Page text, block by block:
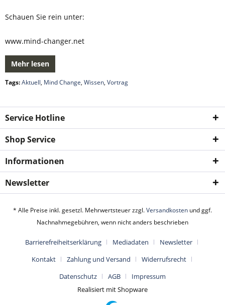
Schauen Sie rein unter:
www.mind-changer.net
Mehr lesen
Tags:Aktuell, Mind Change, Wissen, Vortrag
Service Hotline
Shop Service
Informationen
Newsletter
* Alle Preise inkl. gesetzl. Mehrwertsteuer zzgl.Versandkosten und ggf.
Nachnahmegebühren, wenn nicht anders beschrieben
Barrierefreiheitserklärung Mediadaten
Newsletter
Kontakt
Zahlung und Versand
Widerrufsrecht
Datenschutz
AGB
Impressum
Realisiert mit Shopware